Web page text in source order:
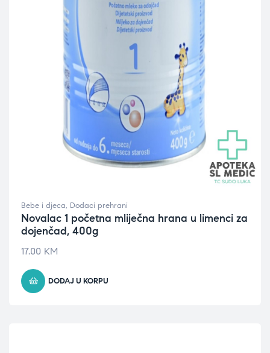
Bebe i djeca, Dodaci prehrani
Novalac 1 početna mliječna hrana u limenci za
dojenčad, 400g
17.00 KM
DODAJ U KORPU